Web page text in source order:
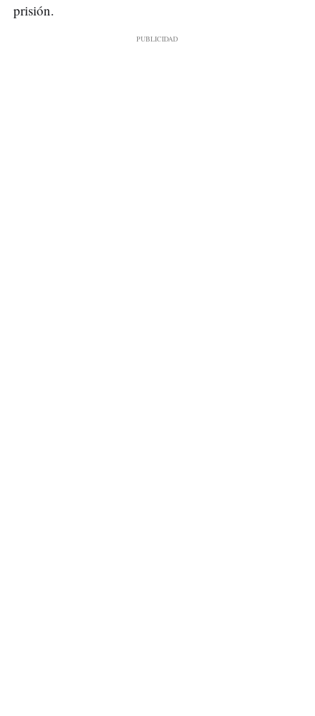
prisión.